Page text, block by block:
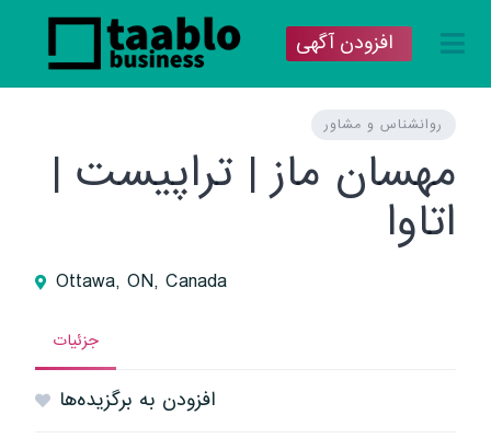
افزودن آگهی
روانشناس و مشاور
مهسان ماز | تراپیست |
اتاوا
Ottawa, ON, Canada
جزئیات
افزودن به برگزیده‌ها